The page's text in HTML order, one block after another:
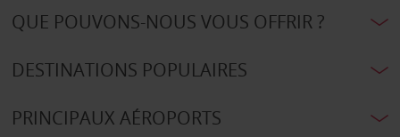
QUE POUVONS-NOUS VOUS OFFRIR ?
DESTINATIONS POPULAIRES
PRINCIPAUX AÉROPORTS